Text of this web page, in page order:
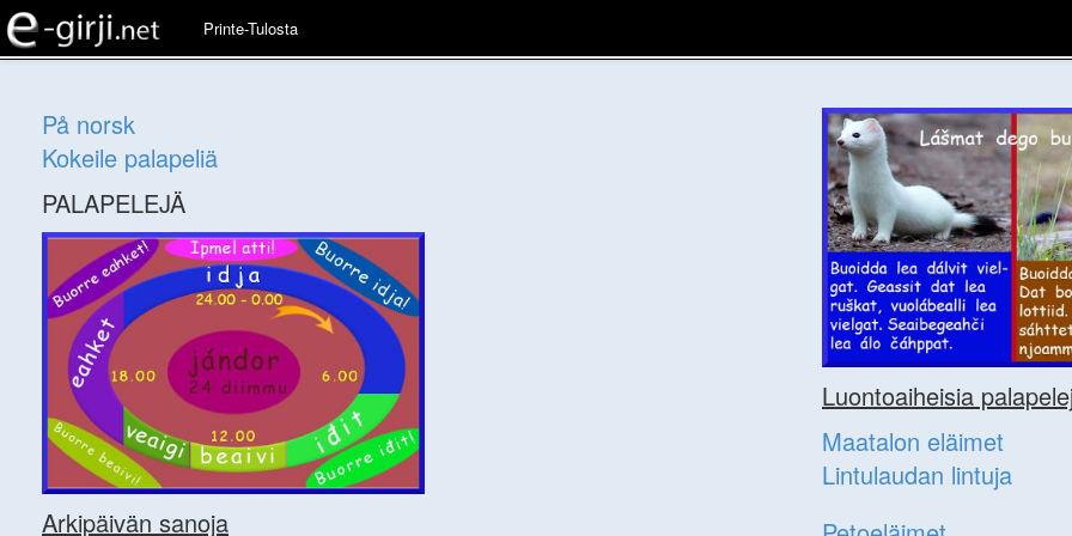
Printe-Tulosta
På norsk
Kokeile palapeliä
PALAPELEJÄ
Arkipäivän sanoja
Luontoaiheisia
Maatalon eläimet
Lintulaudan lintuja